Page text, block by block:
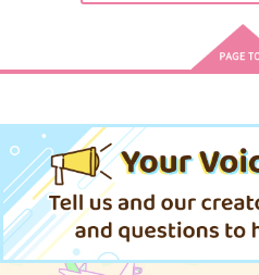
作品詳
夏おつきあいの直後ア
ンソロジー
KiNTSUGi
専売 1,572円 （税込）
あんさんぶるスターズ！
青葉つむぎ×逆先夏目
サンプル
鮫喰らい
専売 990円
青葉つむぎ×逆
サンプ